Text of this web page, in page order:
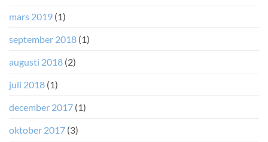
mars 2019 (1)
september 2018 (1)
augusti 2018 (2)
juli 2018 (1)
december 2017 (1)
oktober 2017 (3)